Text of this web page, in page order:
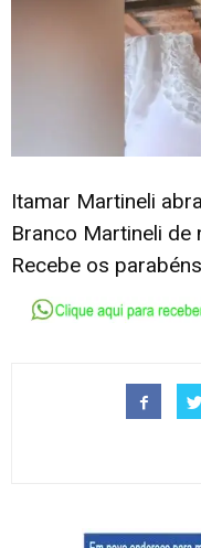
Itamar Martineli
Branco Martineli de
Recebe os